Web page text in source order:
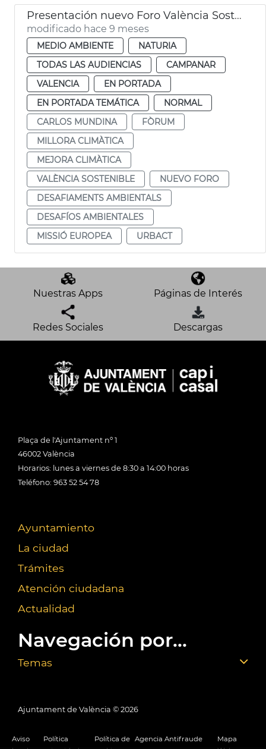
Presentación nuevo Foro València Sostenible
modificado hace 9 meses
MEDIO AMBIENTE
NATURIA
TODAS LAS AUDIENCIAS
CAMPANAR
VALENCIA
EN PORTADA
EN PORTADA TEMÁTICA
NORMAL
CARLOS MUNDINA
FÒRUM
MILLORA CLIMÀTICA
MEJORA CLIMÀTICA
VALÈNCIA SOSTENIBLE
NUEVO FORO
DESAFIAMENTS AMBIENTALS
DESAFÍOS AMBIENTALES
MISSIÓ EUROPEA
URBACT
Nuestras Apps Páginas de Interés
Redes Sociales Descargas
Plaça de l'Ajuntament nº 1
46002 València
Horarios: lunes a viernes de 8:30 a 14:00 horas
Teléfono: 963 52 54 78
Ayuntamiento
La ciudad
Trámites
Atención ciudadana
Actualidad
Navegación por...
Temas
Ajuntament de València © 2026
Aviso
Política
Política de Agencia Antifraude
Mapa